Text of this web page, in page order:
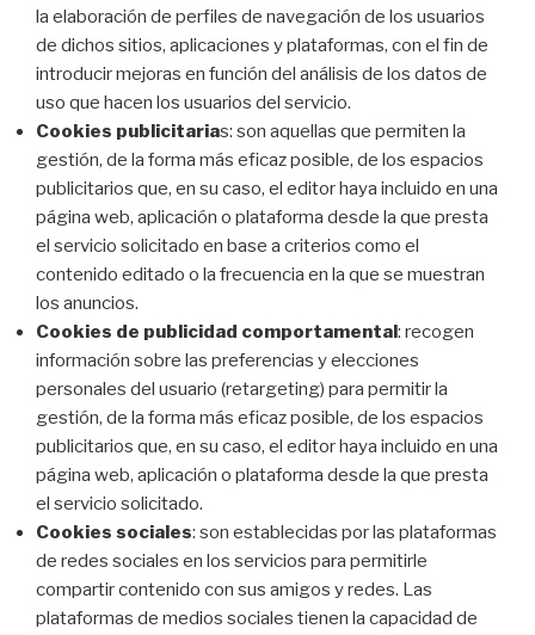
la elaboración de perfiles de navegación de los usuarios
de dichos sitios, aplicaciones y plataformas, con el fin de
introducir mejoras en función del análisis de los datos de
uso que hacen los usuarios del servicio.
Cookies publicitarias: son aquellas que permiten la
gestión, de la forma más eficaz posible, de los espacios
publicitarios que, en su caso, el editor haya incluido en una
página web, aplicación o plataforma desde la que presta
el servicio solicitado en base a criterios como el
contenido editado o la frecuencia en la que se muestran
los anuncios.
Cookies de publicidad comportamental: recogen
información sobre las preferencias y elecciones
personales del usuario (retargeting) para permitir la
gestión, de la forma más eficaz posible, de los espacios
publicitarios que, en su caso, el editor haya incluido en una
página web, aplicación o plataforma desde la que presta
el servicio solicitado.
Cookies sociales: son establecidas por las plataformas
de redes sociales en los servicios para permitirle
compartir contenido con sus amigos y redes. Las
plataformas de medios sociales tienen la capacidad de